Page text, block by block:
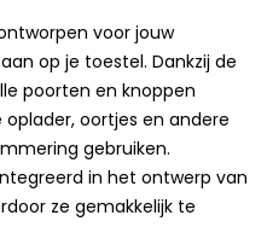
voor jouw
op je toestel. Dankzij de
poorten en knoppen
oortjes en andere
gebruiken.
in het ontwerp van
ze gemakkelijk te